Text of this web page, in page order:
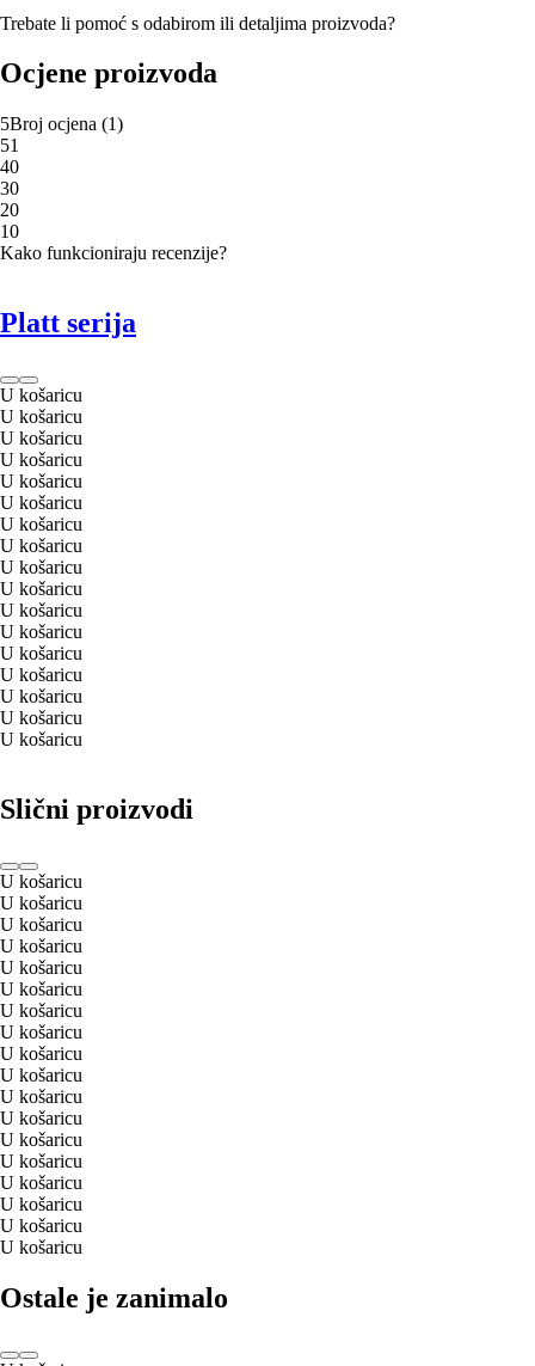
Trebate li pomoć s odabirom ili detaljima proizvoda?
Ocjene proizvoda
5Broj ocjena (1)
51
40
30
20
10
Kako funkcioniraju recenzije?
Platt serija
U košaricu
U košaricu
U košaricu
U košaricu
U košaricu
U košaricu
U košaricu
U košaricu
U košaricu
U košaricu
U košaricu
U košaricu
U košaricu
U košaricu
U košaricu
U košaricu
U košaricu
Slični proizvodi
U košaricu
U košaricu
U košaricu
U košaricu
U košaricu
U košaricu
U košaricu
U košaricu
U košaricu
U košaricu
U košaricu
U košaricu
U košaricu
U košaricu
U košaricu
U košaricu
U košaricu
U košaricu
Ostale je zanimalo